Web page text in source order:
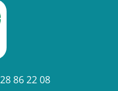
86 22 08